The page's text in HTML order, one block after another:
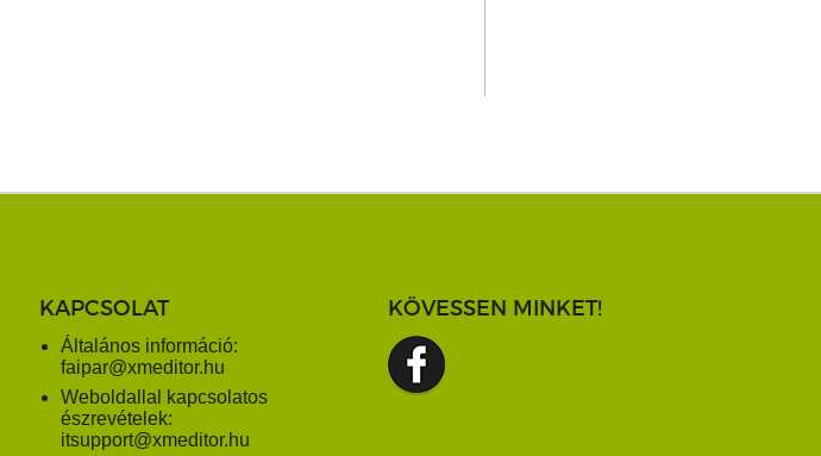
KAPCSOLAT
Általános információ:
faipar@xmeditor.hu
Weboldallal kapcsolatos
észrevételek:
itsupport@xmeditor.hu
KÖVESSEN MINKET!